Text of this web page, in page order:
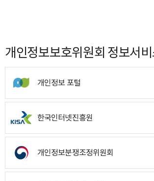
개인정보보호위원회 정보서
개인정보 포털
한국인터넷진흥원
개인정보분쟁조정위원회